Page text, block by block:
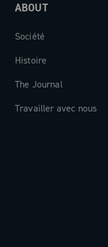
ABOUT
Société
Histoire
The Journal
Travailler avec nous